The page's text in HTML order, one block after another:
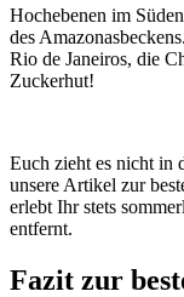
Hochebenen im
des
Rio de Janeiros, die
Zuckerhut!
Euch zieht es nicht in
unsere Artikel zur
erlebt Ihr stets
entfernt.
Fazit zur